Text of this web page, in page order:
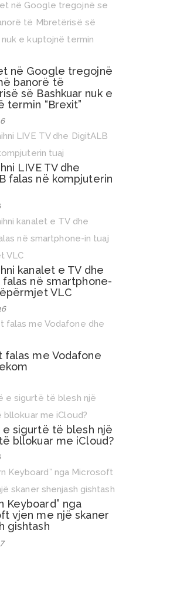
në Google tregojnë
banorë të
së Bashkuar nuk e
termin “Brexit”
LIVE TV dhe
falas në kompjuterin
kanalet e TV dhe
falas në smartphone-
VLC
falas me Vodafone
e sigurtë të blesh një
bllokuar me iCloud?
Keyboard” nga
vjen me një skaner
gishtash